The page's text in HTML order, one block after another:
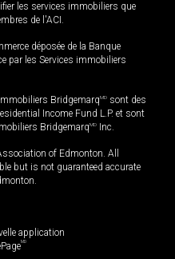
les services immobiliers que
de l'ACI.
déposée de la Banque
par les Services immobiliers
BridgemarqMD sont des
Income Fund L.P. et sont
BridgemarqMD Inc.
of Edmonton. All
but is not guaranteed accurate
application
MD